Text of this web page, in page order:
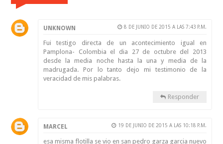
UNKNOWN 8 DE JUNIO DE 2015 A LAS 7:43 P.M.
Fui testigo directa de un acontecimiento igual en
Pamplona- Colombia el dia 27 de octubre del 2013
desde la media noche hasta la una y media de la
madrugada. Por lo tanto dejo mi testimonio de la
veracidad de mis palabras.
Responder
MARCEL 19 DE JUNIO DE 2015 A LAS 10:18 P.M.
esa misma flotilla se vio en san pedro garza garcia nuevo